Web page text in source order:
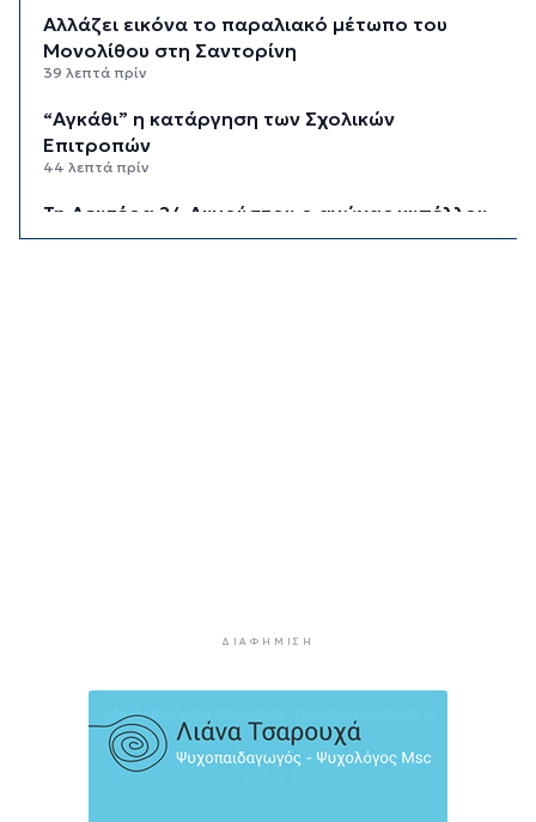
Αλλάζει εικόνα το παραλιακό μέτωπο του
Μονολίθου στη Σαντορίνη
39 λεπτά πρίν
“Αγκάθι” η κατάργηση των Σχολικών
Επιτροπών
44 λεπτά πρίν
Τη Δευτέρα 24 Αυγούστου ο αγώνας κυπέλλου
της Ελλάς
ΔΙΑΦΉΜΙΣΗ